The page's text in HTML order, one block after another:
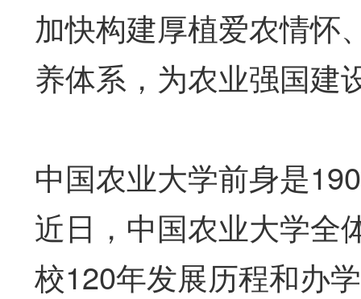
加快构建厚植爱农情怀
养体系，为农业强国建
中国农业大学前身是
近日，中国农业大学全
校120年发展历程和办